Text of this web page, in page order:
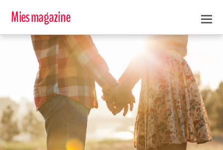
Mies magazine